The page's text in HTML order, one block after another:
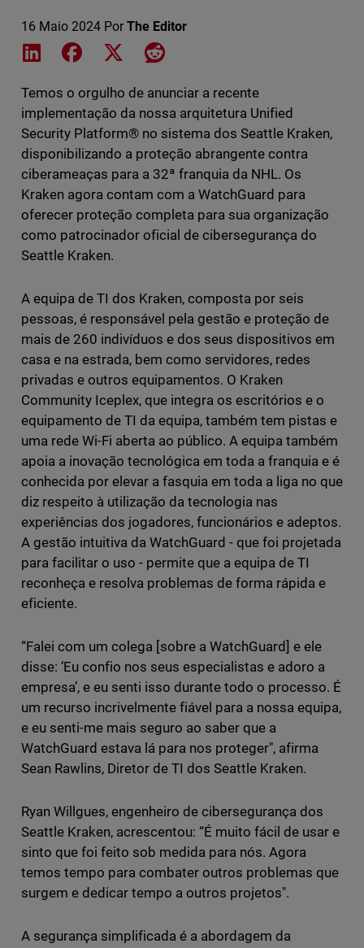
16 Maio 2024 Por The Editor
Share on LinkedIn
Share on Facebook
Share on XShare on Reddit
Temos o orgulho de anunciar a recente
implementação da nossa arquitetura Unified
Security Platform® no sistema dos Seattle Kraken,
disponibilizando a proteção abrangente contra
ciberameaças para a 32ª franquia da NHL. Os
Kraken agora contam com a WatchGuard para
oferecer proteção completa para sua organização
como patrocinador oficial de cibersegurança do
Seattle Kraken.
A equipa de TI dos Kraken, composta por seis
pessoas, é responsável pela gestão e proteção de
mais de 260 indivíduos e dos seus dispositivos em
casa e na estrada, bem como servidores, redes
privadas e outros equipamentos. O Kraken
Community Iceplex, que integra os escritórios e o
equipamento de TI da equipa, também tem pistas e
uma rede Wi-Fi aberta ao público. A equipa também
apoia a inovação tecnológica em toda a franquia e é
conhecida por elevar a fasquia em toda a liga no que
diz respeito à utilização da tecnologia nas
experiências dos jogadores, funcionários e adeptos.
A gestão intuitiva da WatchGuard - que foi projetada
para facilitar o uso - permite que a equipa de TI
reconheça e resolva problemas de forma rápida e
eficiente.
“Falei com um colega [sobre a WatchGuard] e ele
disse: ‘Eu confio nos seus especialistas e adoro a
empresa’, e eu senti isso durante todo o processo. É
um recurso incrivelmente fiável para a nossa equipa,
e eu senti-me mais seguro ao saber que a
WatchGuard estava lá para nos proteger", afirma
Sean Rawlins, Diretor de TI dos Seattle Kraken.
Ryan Willgues, engenheiro de cibersegurança dos
Seattle Kraken, acrescentou: “É muito fácil de usar e
sinto que foi feito sob medida para nós. Agora
temos tempo para combater outros problemas que
surgem e dedicar tempo a outros projetos".
A segurança simplificada é a abordagem da